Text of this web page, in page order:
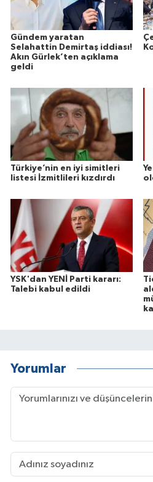
Gündem yaratan
Selahattin Demirtaş iddiası!
Akın Gürlek’ten açıklama
geldi
Türkiye’nin en iyi simitleri
listesi İzmitlileri kızdırdı
YSK'dan YENİ Parti kararı:
Talebi kabul edildi
Yorumlar